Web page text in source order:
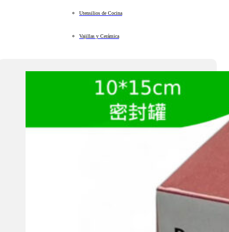
Utensilios de Cocina
Vajillas y Cerámica